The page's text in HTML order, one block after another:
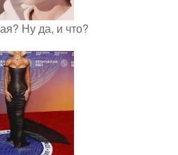
Ну да, и что?